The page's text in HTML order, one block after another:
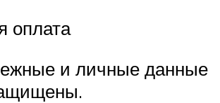
оплата
и личные данные